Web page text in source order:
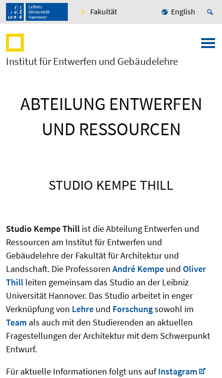
Fakultät English
Institut für Entwerfen und Gebäudelehre
ABTEILUNG ENTWERFEN
UND RESSOURCEN
STUDIO KEMPE THILL
Studio Kempe Thill ist die Abteilung Entwerfen und
Ressourcen am Institut für Entwerfen und
Gebäudelehre der Fakultät für Architektur und
Landschaft. Die Professoren André Kempe und Oliver
Thill leiten gemeinsam das Studio an der Leibniz
Universität Hannover. Das Studio arbeitet in enger
Verknüpfung von Lehre und Forschungsowohl im
Team als auch mit den Studierenden an aktuellen
Fragestellungen der Architektur mit dem Schwerpunkt
Entwurf.
Für aktuelle Informationen folgt uns aufInstagram